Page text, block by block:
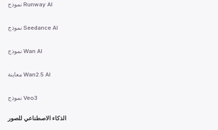
نموذج Runway AI
نموذج Seedance AI
نموذج Wan AI
معاينة Wan2.5 AI
نموذج Veo3
الذكاء الاصطناعي للصور